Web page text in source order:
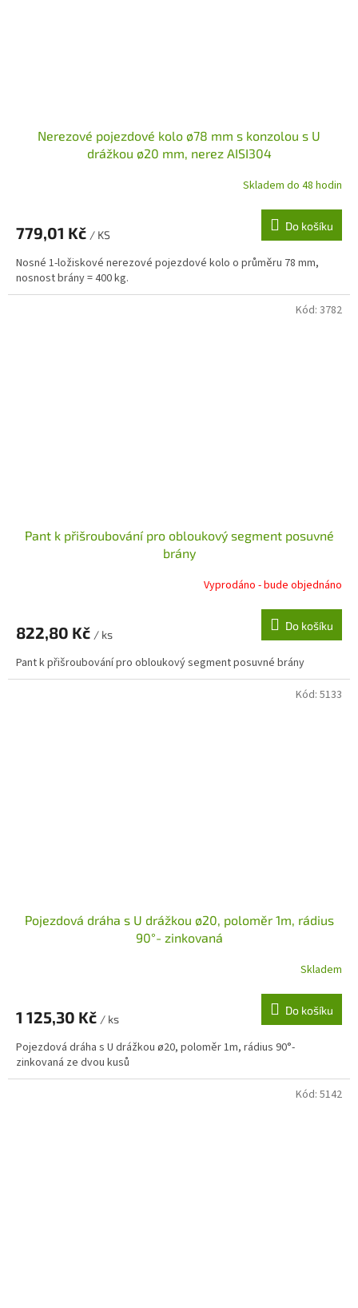
Nerezové pojezdové kolo ø78 mm s konzolou s U
drážkou ø20 mm, nerez AISI304
Skladem do 48 hodin
779,01 Kč / KS
Do košíku
Nosné 1-ložiskové nerezové pojezdové kolo o průměru 78 mm,
nosnost brány = 400 kg.
Pant k přišroubování pro obloukový segment posuvné
brány
Vyprodáno - bude objednáno
822,80 Kč / ks
Do košíku
Pant k přišroubování pro obloukový segment posuvné brány
Kód: 3782
Pojezdová dráha s U drážkou ø20, poloměr 1m, rádius
90°- zinkovaná
Skladem
1 125,30 Kč / ks
Do košíku
Pojezdová dráha s U drážkou ø20, poloměr 1m, rádius 90°-
zinkovaná ze dvou kusů
Kód: 5133
Kód: 5142